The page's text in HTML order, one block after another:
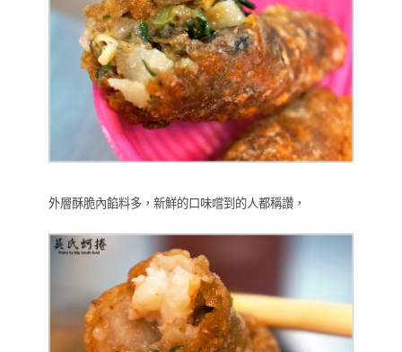
外層酥脆內餡料多，新鮮的口味嚐到的人都稱讚，